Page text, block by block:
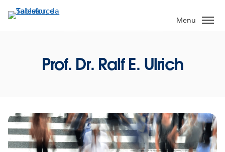
Passa
Menu
Prof. Dr. Ralf E. Ulrich